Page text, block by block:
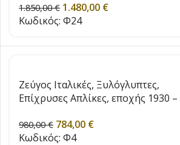
1.850,00€ 1.480,00 €
Κωδικός: Φ24
Ζεύγος Ιταλικές, Ξυλόγλυπτες,
Επίχρυσες Απλίκες, εποχής 1930 –
980,00€ 784,00 €
Κωδικός: Φ4